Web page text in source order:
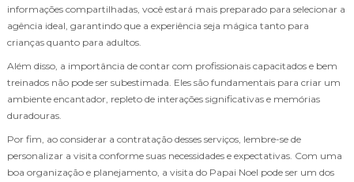
informações compartilhadas, você estará mais preparado para selecionar a
agência ideal, garantindo que a experiência seja mágica tanto para
crianças quanto para adultos.
Além disso, a importância de contar com profissionais capacitados e bem
treinados não pode ser subestimada. Eles são fundamentais para criar um
ambiente encantador, repleto de interações significativas e memórias
duradouras.
Por fim, ao considerar a contratação desses serviços, lembre-se de
personalizar a visita conforme suas necessidades e expectativas. Com uma
boa organização e planejamento, a visita do Papai Noel pode ser um dos